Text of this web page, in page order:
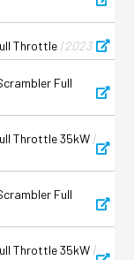
Throttle | 2023
Full
Throttle 35kW |
Full
Throttle 35kW |